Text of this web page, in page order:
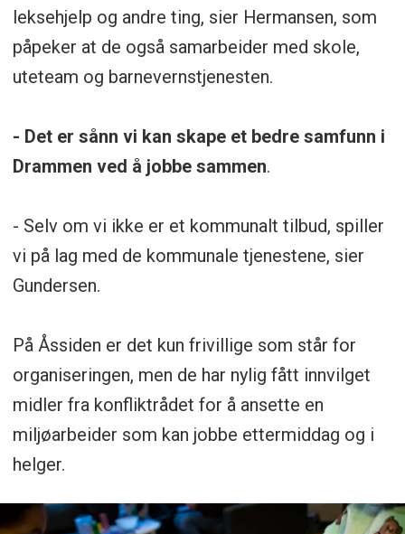
leksehjelp og andre ting, sier Hermansen, som
påpeker at de også samarbeider med skole,
uteteam og barnevernstjenesten.
- Det er sånn vi kan skape et bedre samfunn i
Drammen ved å jobbe sammen.
- Selv om vi ikke er et kommunalt tilbud, spiller
vi på lag med de kommunale tjenestene, sier
Gundersen.
På Åssiden er det kun frivillige som står for
organiseringen, men de har nylig fått innvilget
midler fra konfliktrådet for å ansette en
miljøarbeider som kan jobbe ettermiddag og i
helger.